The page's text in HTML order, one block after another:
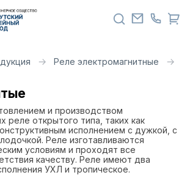
Реле электромагнитные
и производством
реле открытого типа, таких как
исполнением с дужкой, с
Реле изготавливаются
условиям и проходят все
качеству. Реле имеют два
УХЛ и тропическое.